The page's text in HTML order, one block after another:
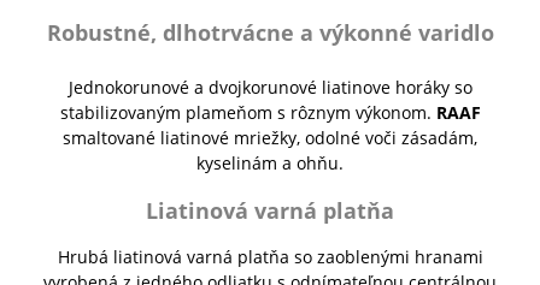
Robustné, dlhotrvácne a výkonné varidlo
Jednokorunové a dvojkorunové liatinove horáky so
stabilizovaným plameňom s rôznym výkonom. RAAF
smaltované liatinové mriežky, odolné voči zásadám,
kyselinám a ohňu.
Liatinová varná platňa
Hrubá liatinová varná platňa so zaoblenými hranami